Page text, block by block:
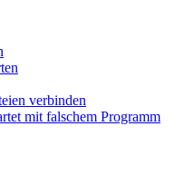
verbinden
mit falschem Programm